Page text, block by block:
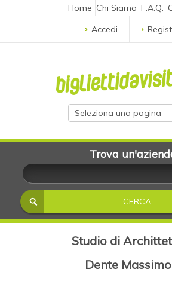
Home Chi Siamo F.A.Q.
Accedi
Trova
Studio di
Dente Massimo